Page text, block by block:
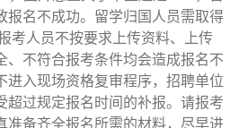
报名不成功。留学归国人员需取得
考人员不按要求上传资料、上传
、不符合报考条件均会造成报名不
进入现场资格复审程序，招聘单位
超过规定报名时间的补报。请报考
准备齐全报名所需的材料，尽早进